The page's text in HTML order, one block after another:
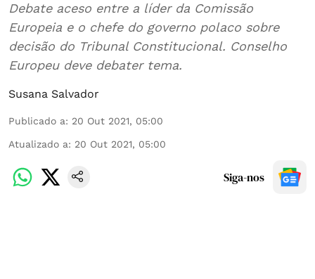
Debate aceso entre a líder da Comissão
Europeia e o chefe do governo polaco sobre
decisão do Tribunal Constitucional. Conselho
Europeu deve debater tema.
Susana Salvador
Publicado a: 20 Out 2021, 05:00
Atualizado a: 20 Out 2021, 05:00
Siga-nos